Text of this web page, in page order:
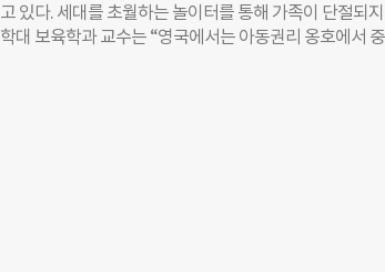
고 있다. 세대를 초월하는 놀이터를 통해 가족이 단절되
학대 보육학과 교수는 “영국에서는 아동권리 옹호에서